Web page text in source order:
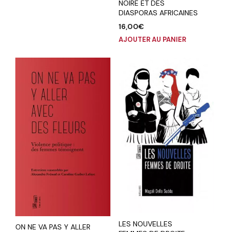
NOIRE ET DES
DIASPORAS AFRICAINES
16,00€
AJOUTER AU PANIER
ON NE VA PAS Y ALLER
LES NOUVELLES